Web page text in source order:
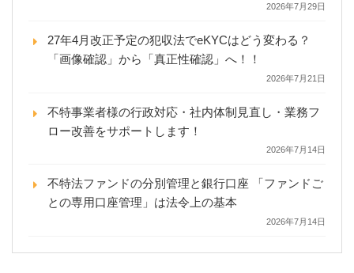
2026年7月29日
27年4月改正予定の犯収法でeKYCはどう変わる？
「画像確認」から「真正性確認」へ！！
2026年7月21日
不特事業者様の行政対応・社内体制見直し・業務フ
ロー改善をサポートします！
2026年7月14日
不特法ファンドの分別管理と銀行口座 「ファンドご
との専用口座管理」は法令上の基本
2026年7月14日